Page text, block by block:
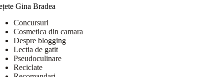
Gina Bradea
Concursuri
Cosmetica din camara
Despre blogging
Lectia de gatit
Pseudoculinare
Reciclate